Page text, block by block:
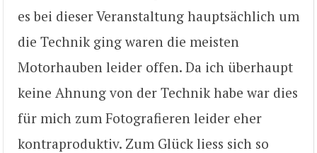
es bei dieser Veranstaltung hauptsächlich um
die Technik ging waren die meisten
Motorhauben leider offen. Da ich überhaupt
keine Ahnung von der Technik habe war dies
für mich zum Fotografieren leider eher
kontraproduktiv. Zum Glück liess sich so